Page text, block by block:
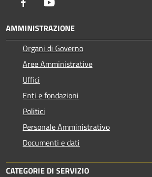
AMMINISTRAZIONE
Organi di Governo
Aree Amministrative
Uffici
Enti e fondazioni
Politici
Personale Amministrativo
Documenti e dati
CATEGORIE DI SERVIZIO